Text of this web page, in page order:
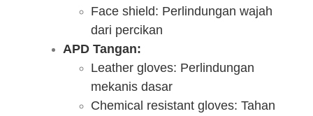
Face shield: Perlindungan wajah
dari percikan
APD Tangan:
Leather gloves: Perlindungan
mekanis dasar
Chemical resistant gloves: Tahan